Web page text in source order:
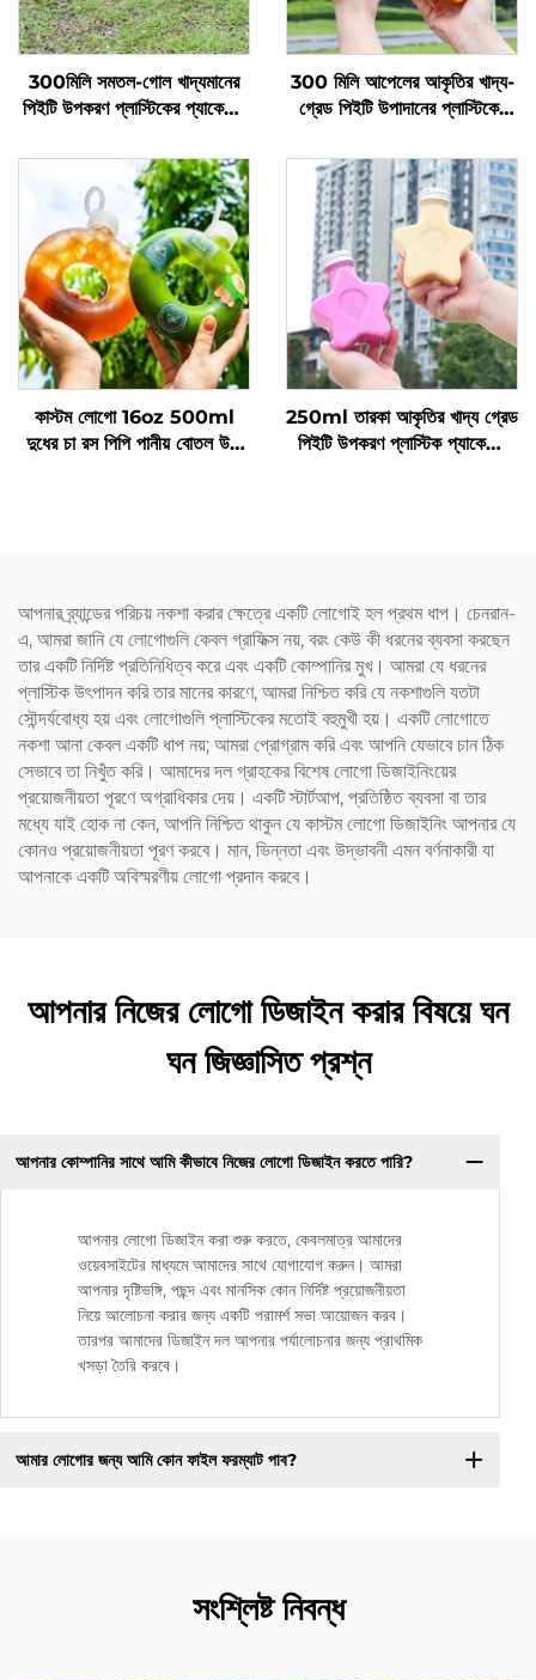
300মিলি সমতল-গোল খাদ্যমানের
পিইটি উপকরণ প্লাস্টিকের প্যাকেজিং
পারে
300 মিলি আপেলের আকৃতির খাদ্য-
গ্রেড পিইটি উপাদানের প্লাস্টিকের
ধারণ করতে পারে, সৃজনশীল ডিজাইন,
শিশুদের পছন্দ
কাস্টম লোগো 16oz 500ml
দুধের চা রস পিপি পানীয় বোতল উচ্চ
250ml তারকা আকৃতির খাদ্য গ্রেড
পিইটি উপকরণ প্লাস্টিক প্যাকেজিং
আপনার ব্র্যান্ডের পরিচয় নকশা করার ক্ষেত্রে একটি লোগোই হল প্রথম ধাপ। চেনরান-
এ, আমরা জানি যে লোগোগুলি কেবল গ্রাফিক্স নয়, বরং কেউ কী ধরনের ব্যবসা করছেন
তার একটি নির্দিষ্ট প্রতিনিধিত্ব করে এবং একটি কোম্পানির মুখ। আমরা যে ধরনের
প্লাস্টিক উৎপাদন করি তার মানের কারণে, আমরা নিশ্চিত করি যে নকশাগুলি যতটা
সৌন্দর্যবোধ্য হয় এবং লোগোগুলি প্লাস্টিকের মতোই বহুমুখী হয়। একটি লোগোতে
নকশা আনা কেবল একটি ধাপ নয়; আমরা প্রোগ্রাম করি এবং আপনি যেভাবে চান ঠিক
সেভাবে তা নিখুঁত করি। আমাদের দল গ্রাহকের বিশেষ লোগো ডিজাইনিংয়ের
প্রয়োজনীয়তা পূরণে অগ্রাধিকার দেয়। একটি স্টার্টআপ, প্রতিষ্ঠিত ব্যবসা বা তার
মধ্যে যাই হোক না কেন, আপনি নিশ্চিত থাকুন যে কাস্টম লোগো ডিজাইনিং আপনার যে
কোনও প্রয়োজনীয়তা পূরণ করবে। মান, ভিন্নতা এবং উদ্ভাবনী এমন বর্ণনাকারী যা
আপনাকে একটি অবিস্মরণীয় লোগো প্রদান করবে।
আপনার নিজের লোগো ডিজাইন করার বিষয়ে ঘন
ঘন জিজ্ঞাসিত প্রশ্ন
আপনার কোম্পানির সাথে আমি কীভাবে নিজের লোগো ডিজাইন করতে পারি?
আপনার লোগো ডিজাইন করা শুরু করতে, কেবলমাত্র আমাদের
ওয়েবসাইটের মাধ্যমে আমাদের সাথে যোগাযোগ করুন। আমরা
আপনার দৃষ্টিভঙ্গি, পছন্দ এবং মানসিক কোন নির্দিষ্ট প্রয়োজনীয়তা
নিয়ে আলোচনা করার জন্য একটি পরামর্শ সভা আয়োজন করব।
তারপর আমাদের ডিজাইন দল আপনার পর্যালোচনার জন্য প্রাথমিক
খসড়া তৈরি করবে।
আমার লোগোর জন্য আমি কোন ফাইল ফরম্যাট পাব?
সংশ্লিষ্ট নিবন্ধ